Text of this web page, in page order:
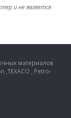
и не является
материалов
, Petro-